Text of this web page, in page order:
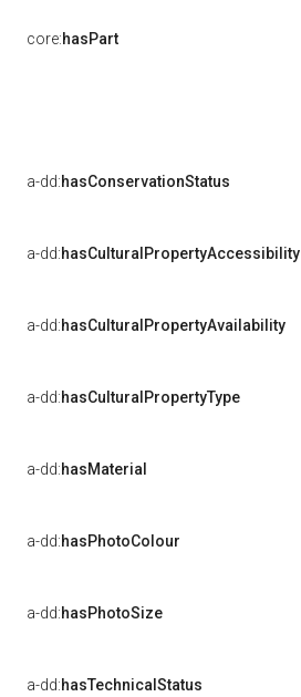
core:hasPart
a-dd:hasConservationStatus
a-dd:hasCulturalPropertyAccessibility
a-dd:hasCulturalPropertyAvailability
a-dd:hasCulturalPropertyType
a-dd:hasMaterial
a-dd:hasPhotoColour
a-dd:hasPhotoSize
a-dd:hasTechnicalStatus